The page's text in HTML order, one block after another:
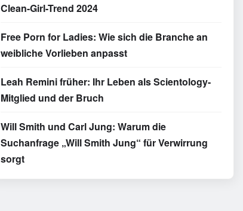
Clean-Girl-Trend 2024
Free Porn for Ladies: Wie sich die Branche an
weibliche Vorlieben anpasst
Leah Remini früher: Ihr Leben als Scientology-
Mitglied und der Bruch
Will Smith und Carl Jung: Warum die
Suchanfrage „Will Smith Jung“ für Verwirrung
sorgt